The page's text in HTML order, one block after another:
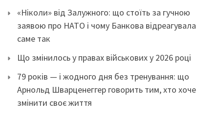
«Ніколи» від Залужного: що стоїть за гучною
заявою про НАТО і чому Банкова відреагувала
саме так
Що змінилось у правах військових у 2026 році
79 років — і жодного дня без тренування: що
Арнольд Шварценеггер говорить тим, хто хоче
змінити своє життя